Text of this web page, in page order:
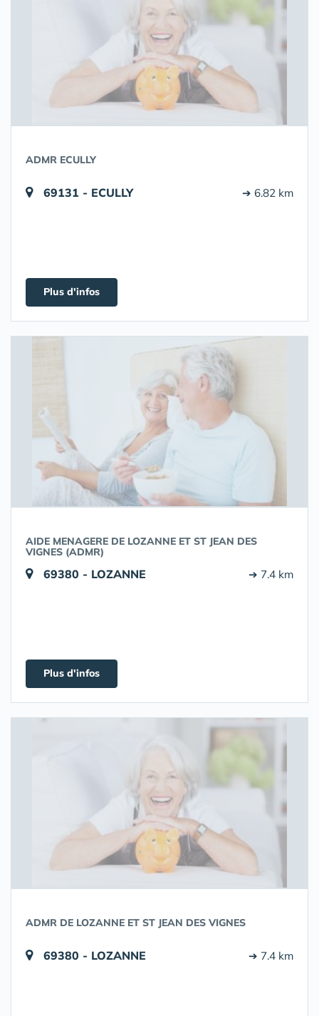
ADMR ECULLY
69131 - ECULLY ➔ 6.82 km
Plus d'infos
AIDE MENAGERE DE LOZANNE ET ST JEAN DES
VIGNES (ADMR)
69380 - LOZANNE ➔ 7.4 km
Plus d'infos
ADMR DE LOZANNE ET ST JEAN DES VIGNES
69380 - LOZANNE ➔ 7.4 km